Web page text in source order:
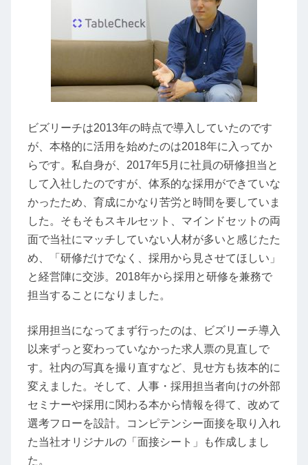
ビズリーチは2013年の時点で導入していたのです
が、本格的に活用を始めたのは2018年に入ってか
らです。私自身が、2017年5月に社員の研修担当と
して入社したのですが、体系的な採用ができていな
かったため、育成にかなり苦労と時間を要していま
した。そもそもスキルセット、マインドセットの両
面で当社にマッチしていない人材が多いと感じたた
め、「研修だけでなく、採用から見させてほしい」
と経営陣に交渉。2018年から採用と研修を兼務で
担当することになりました。
採用担当になってまず行ったのは、ビズリーチ導入
以来ずっと変わっていなかった求人票の見直しで
す。社内の写真を撮り直すなど、見せ方も抜本的に
変えました。そして、人事・採用担当者向けの外部
セミナーや採用に関わる本から情報を得て、改めて
選考フローを設計。コンピテンシー面接を取り入れ
た当社オリジナルの「面接シート」も作成しまし
た。